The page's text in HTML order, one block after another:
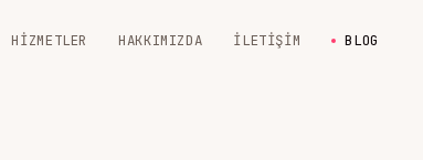
HIZMETLER HAKKIMIZDA İLETIŞIM BLOG